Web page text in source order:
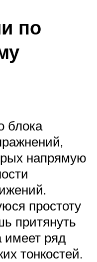
по
блока
напрямую
простоту
притянуть
имеет ряд
тонкостей.